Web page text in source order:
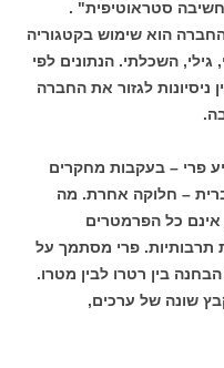
סטראוטיפית" .
הוא שימוש בקטגוריה
השכלתי. הנתונים לפי
ניסיונות לגזור את החברה
פרי – בעקבות מחקרים
– חלוקה אחרת. מה
כל הפרמטרים
תרבותיות. פרי מסתמך על
בין רטרו לבין מטרו.
שונה של ערכים,